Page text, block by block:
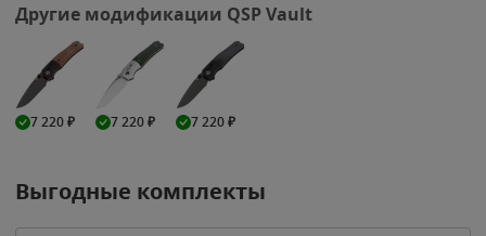
Другие модификации QSP Vault
7 220₽ 7 220₽ 7 220₽
Выгодные комплекты